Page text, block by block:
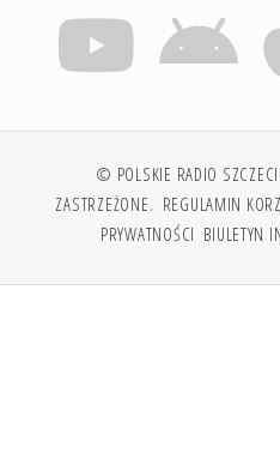
© POLSKIE RADIO
ZASTRZEŻONE. REGULAMIN
PRYWATNOŚCI BIULETYN